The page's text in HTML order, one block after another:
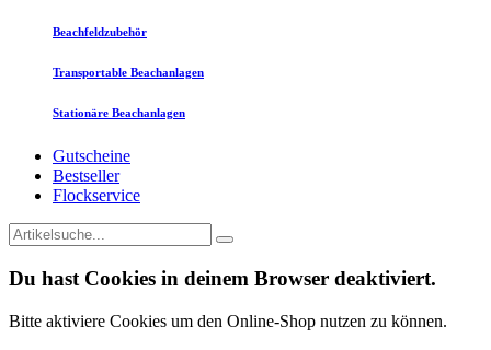
Beachfeldzubehör
Transportable Beachanlagen
Stationäre Beachanlagen
Gutscheine
Bestseller
Flockservice
Du hast Cookies in deinem Browser deaktiviert.
Bitte aktiviere Cookies um den Online-Shop nutzen zu können.